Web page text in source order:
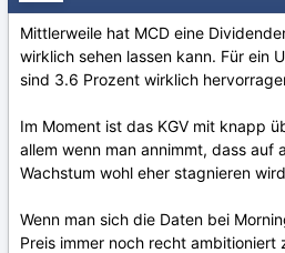
Mittlerweile hat MCD eine
wirklich sehen lassen kann. Für ein
sind 3.6 Prozent wirklich
Im Moment ist das KGV mit knapp
allem wenn man annimmt, dass auf
Wachstum wohl eher stagnieren
Wenn man sich die Daten bei
Preis immer noch recht ambitioniert